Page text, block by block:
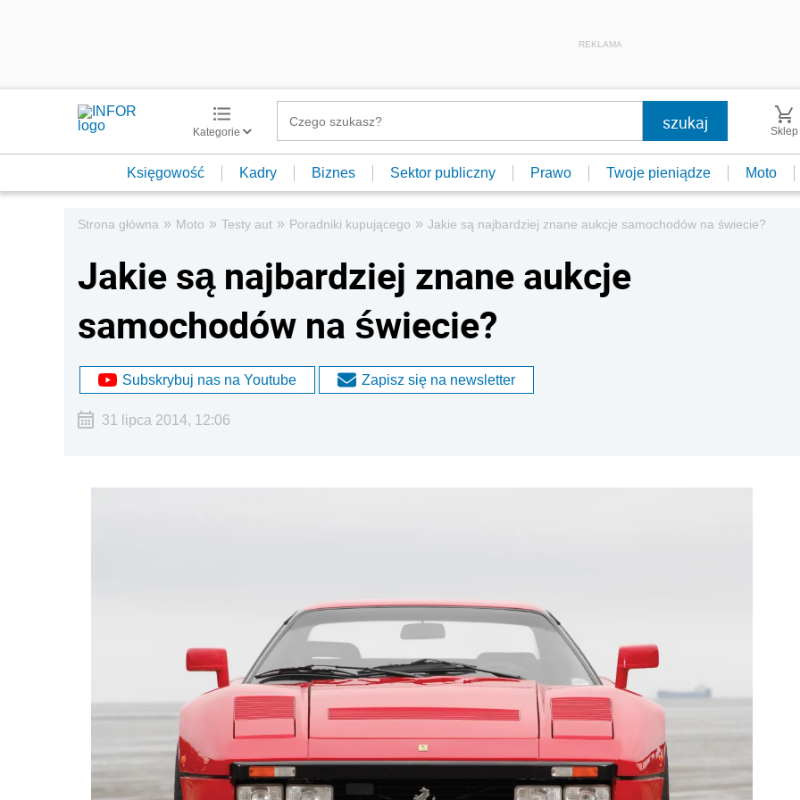
REKLAMA
Kategorie Sklep
Księgowość Kadry Biznes Sektor publiczny Prawo Twoje pieniądze Moto
Strona główna » Moto » Testy aut » Poradniki kupującego » Jakie są najbardziej znane aukcje samochodów na świecie?
Jakie są najbardziej znane aukcje
samochodów na świecie?
Subskrybuj nas na Youtube Zapisz się na newsletter
31 lipca 2014, 12:06